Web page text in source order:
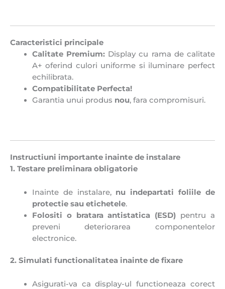
Caracteristici principale
Calitate Premium:Display cu rama de calitate
A+ oferind culori uniforme si iluminare perfect
echilibrata.
Compatibilitate Perfecta!
Garantia unui produs nou, fara compromisuri.
Instructiuni importante inainte de instalare
1. Testare preliminara obligatorie
Inainte de instalare, nu indepartati foliile de
protectie sau etichetele.
Folositi o bratara antistatica (ESD) pentru a
preveni deteriorarea componentelor
electronice.
2. Simulati functionalitatea inainte de fixare
Asigurati-va ca display-ul functioneaza corect